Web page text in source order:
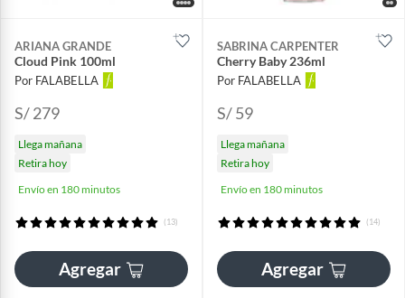
ARIANA GRANDE
Cloud Pink 100ml
Por FALABELLA
S/ 279
Llega mañana
Retira hoy
Envío en 180 minutos
(13)
Agregar
SABRINA CARPENTER
Cherry Baby 236ml
Por FALABELLA
S/ 59
Llega mañana
Retira hoy
Envío en 180 minutos
(14)
Agregar